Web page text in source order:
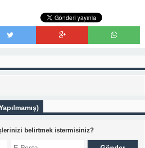
belirtmek istermisiniz?